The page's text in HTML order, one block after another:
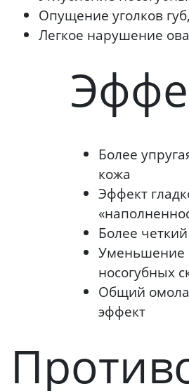
Опущение уголков
Легкое нарушение
Более
кожа
Эффект
Более
Уменьшение
носогубных
Общий
эффект